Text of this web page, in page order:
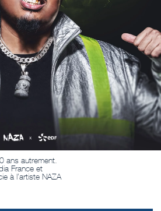
ans autrement.
France et
à l’artiste NAZA